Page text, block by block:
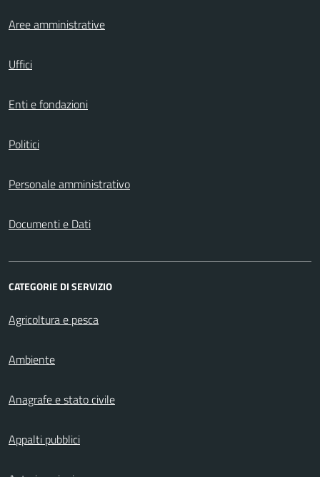
Aree amministrative
Uffici
Enti e fondazioni
Politici
Personale amministrativo
Documenti e Dati
CATEGORIE DI SERVIZIO
Agricoltura e pesca
Ambiente
Anagrafe e stato civile
Appalti pubblici